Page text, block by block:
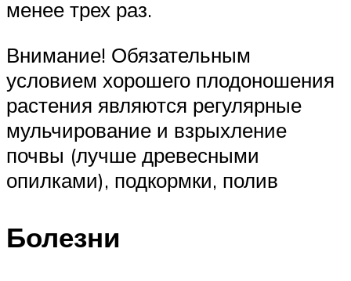
менее трех раз.
Внимание! Обязательным
условием хорошего плодоношения
растения являются регулярные
мульчирование и взрыхление
почвы (лучше древесными
опилками), подкормки, полив
Болезни